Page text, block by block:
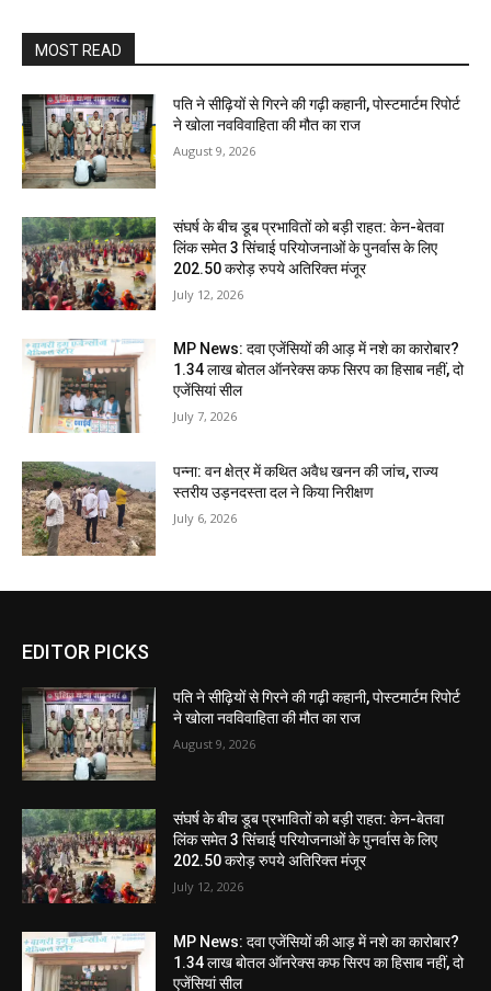
MOST READ
पति ने सीढ़ियों से गिरने की गढ़ी कहानी, पोस्टमार्टम रिपोर्ट
ने खोला नवविवाहिता की मौत का राज
August 9, 2026
संघर्ष के बीच डूब प्रभावितों को बड़ी राहत: केन-बेतवा
लिंक समेत 3 सिंचाई परियोजनाओं के पुनर्वास के लिए
202.50 करोड़ रुपये अतिरिक्त मंजूर
July 12, 2026
MP News: दवा एजेंसियों की आड़ में नशे का कारोबार?
1.34 लाख बोतल ऑनरेक्स कफ सिरप का हिसाब नहीं, दो
एजेंसियां सील
July 7, 2026
पन्ना: वन क्षेत्र में कथित अवैध खनन की जांच, राज्य
स्तरीय उड़नदस्ता दल ने किया निरीक्षण
July 6, 2026
EDITOR PICKS
पति ने सीढ़ियों से गिरने की गढ़ी कहानी, पोस्टमार्टम रिपोर्ट
ने खोला नवविवाहिता की मौत का राज
August 9, 2026
संघर्ष के बीच डूब प्रभावितों को बड़ी राहत: केन-बेतवा
लिंक समेत 3 सिंचाई परियोजनाओं के पुनर्वास के लिए
202.50 करोड़ रुपये अतिरिक्त मंजूर
July 12, 2026
MP News: दवा एजेंसियों की आड़ में नशे का कारोबार?
1.34 लाख बोतल ऑनरेक्स कफ सिरप का हिसाब नहीं, दो
एजेंसियां सील